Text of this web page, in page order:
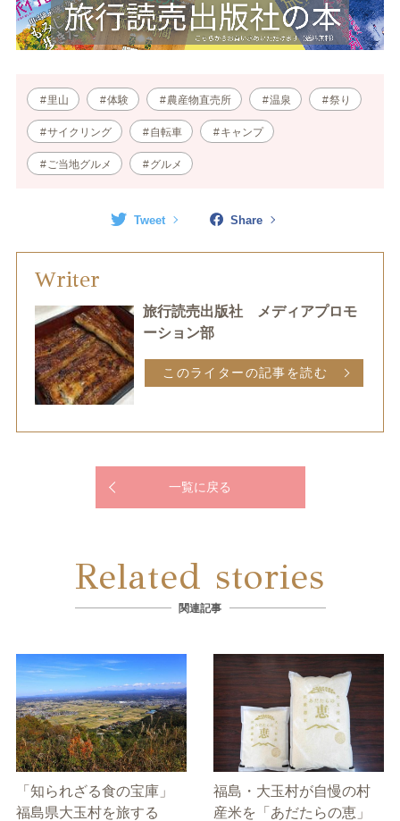
里山 体験 農産物直売所 温泉 祭り
サイクリング 自転車 キャンプ
ご当地グルメ グルメ
Tweet Share
Writer
旅行読売出版社 メディアプロモ
ーション部
このライターの記事を読む
一覧に戻る
Related stories
関連記事
「知られざる食の宝庫」
福島県大玉村を旅する
福島・大玉村が自慢の村
産米を「あだたらの恵」